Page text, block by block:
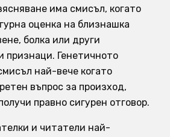
има смисъл, когато
оценка на близнашка
болка или други
признаци. Генетичното
най-вече когато
въпрос за произход,
правно сигурен отговор.
и читатели най-